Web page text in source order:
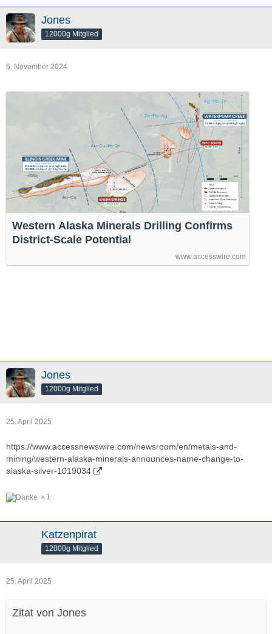
Jones
12000g Mitglied
6. November 2024
Western Alaska Minerals Drilling Confirms
District-Scale Potential
www.accesswire.com
Jones
12000g Mitglied
25. April 2025
https://www.accessnewswire.com/newsroom/en/metals-and-
mining/western-alaska-minerals-announces-name-change-to-
alaska-silver-1019034
1
Katzenpirat
12000g Mitglied
25. April 2025
Zitat von Jones